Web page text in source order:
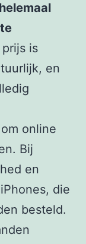
prijs is
en
online
Bij
en
die
besteld.